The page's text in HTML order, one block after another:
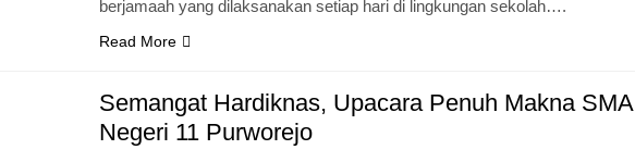
berjamaah yang dilaksanakan setiap hari di lingkungan sekolah….
Read More
Semangat Hardiknas, Upacara Penuh Makna SMA
Negeri 11 Purworejo